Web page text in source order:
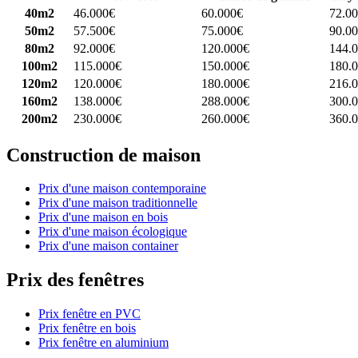
40m2
46.000€ 60.000€
50m2
57.500€ 75.000€
80m2
92.000€ 120.000€
100m2
115.000€ 150.000€
120m2
120.000€ 180.000€
160m2
138.000€ 288.000€
200m2
230.000€ 260.000€
Construction de maison
Prix d'une maison contemporaine
Prix d'une maison traditionnelle
Prix d'une maison en bois
Prix d'une maison écologique
Prix d'une maison container
Prix des fenêtres
Prix fenêtre en PVC
Prix fenêtre en bois
Prix fenêtre en aluminium